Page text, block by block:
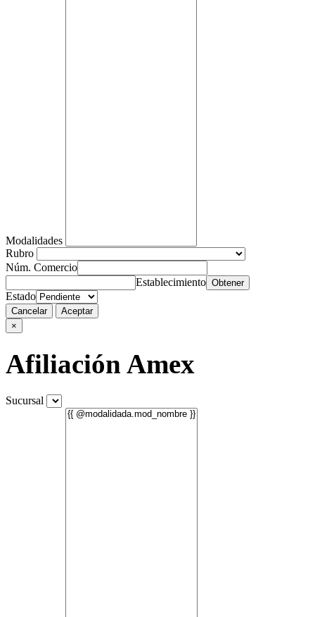
Modalidades
Rubro
Núm. Comercio
Establecimiento Obtener
Estado
Cancelar
Aceptar
×
Afiliación Amex
Sucursal